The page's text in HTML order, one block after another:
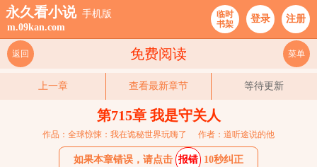
永久看小说 手机版
m.09kan.com
临时
书架
登录 注册
免费阅读
返回 菜单
上一章 查看最新章节 等待更新
第715章 我是守关人
作品：全球惊悚：我在诡秘世界玩嗨了 作者：道听途说的他
如果本章错误，请点击 报错 10秒纠正